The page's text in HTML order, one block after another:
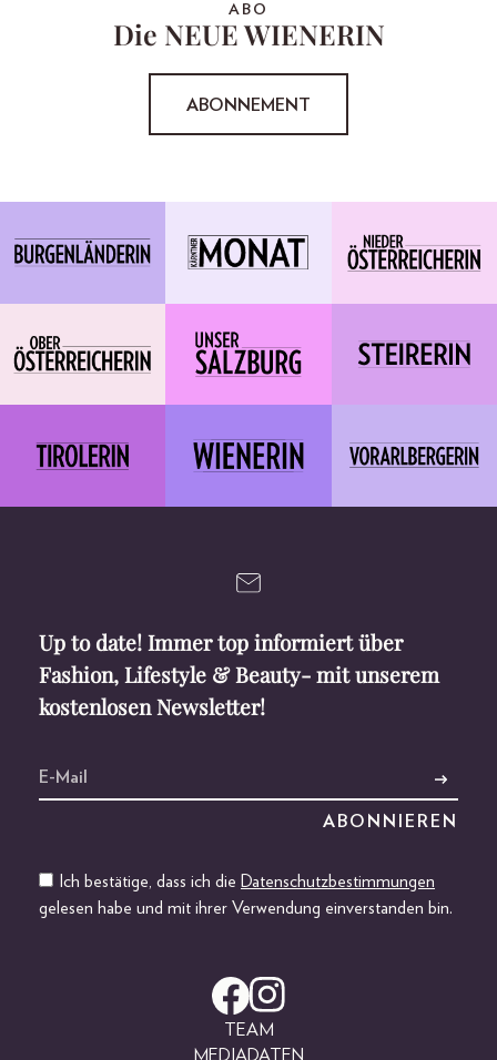
ABO
Die NEUE WIENERIN
ABONNEMENT
Up to date! Immer top informiert über
Fashion, Lifestyle & Beauty- mit unserem
kostenlosen Newsletter!
Ich bestätige, dass ich die Datenschutzbestimmungen
gelesen habe und mit ihrer Verwendung einverstanden bin.
TEAM
MEDIADATEN